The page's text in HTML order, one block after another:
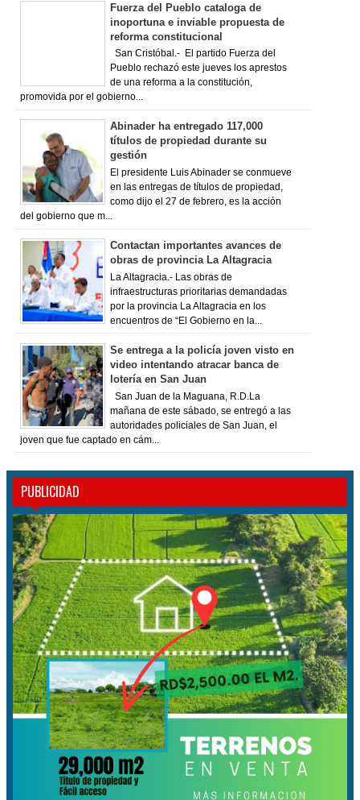
Fuerza del Pueblo cataloga de
inoportuna e inviable propuesta de
reforma constitucional
San Cristóbal.- El partido Fuerza del
Pueblo rechazó este jueves los aprestos
de una reforma a la constitución,
promovida por el gobierno...
Abinader ha entregado 117,000
títulos de propiedad durante su
gestión
El presidente Luis Abinader se conmueve
en las entregas de títulos de propiedad,
como dijo el 27 de febrero, es la acción
del gobierno que m...
Contactan importantes avances de
obras de provincia La Altagracia
La Altagracia.- Las obras de
infraestructuras prioritarias demandadas
por la provincia La Altagracia en los
encuentros de “El Gobierno en la...
Se entrega a la policía joven visto en
video intentando atracar banca de
lotería en San Juan
San Juan de la Maguana, R.D.La
mañana de este sábado, se entregó a las
autoridades policiales de San Juan, el
joven que fue captado en cám...
PUBLICIDAD